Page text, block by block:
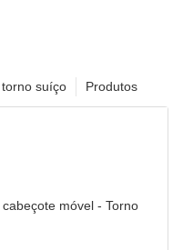
Produtos
torno suíço